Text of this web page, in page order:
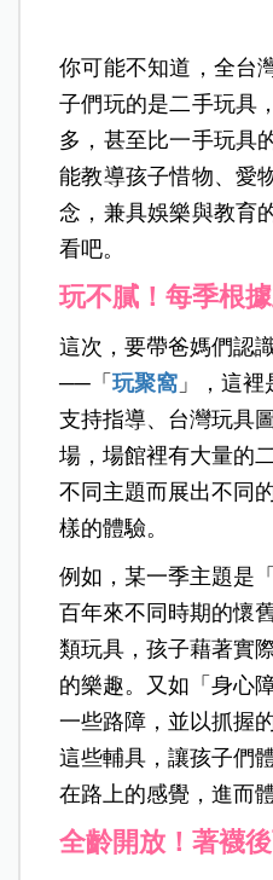
你可能不知道，全台
子們玩的是二手玩具
多，甚至比一手玩具
能教導孩子惜物、愛
念，兼具娛樂與教育
看吧。
玩不膩！每季根
這次，要帶爸媽們認
──「玩聚窩 」，這
支持指導、台灣玩具
場，場館裡有大量的
不同主題而展出不同
樣的體驗。
例如，某一季主題是
百年來不同時期的懷
類玩具，孩子藉著實
的樂趣。又如「身心
一些路障，並以抓握
這些輔具，讓孩子們
在路上的感覺，進而
全齡開放！著襪